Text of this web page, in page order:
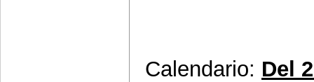
Calendario: Del